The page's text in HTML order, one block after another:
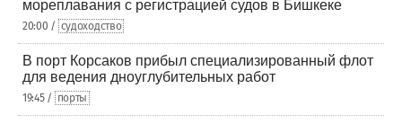
мореплавания с регистрацией судов в Бишкеке
20:00 / судоходство
В порт Корсаков прибыл специализированный флот
для ведения дноуглубительных работ
19:45 / порты